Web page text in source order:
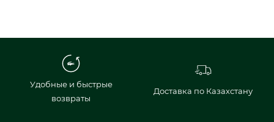
Удобные и быстрые
возвраты
Доставка по Казахстану